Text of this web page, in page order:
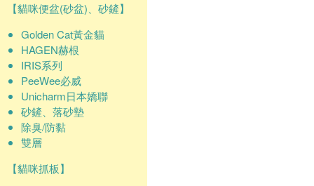
【貓咪便盆(砂盆)、砂鏟】
Golden Cat黃金貓
HAGEN赫根
IRIS系列
PeeWee必威
Unicharm日本嬌聯
砂鏟、落砂墊
除臭/防黏
雙層
【貓咪抓板】